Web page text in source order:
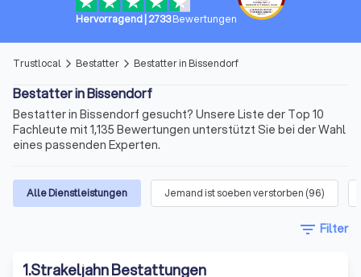
Hervorragend| 2733 Bewertungen
Trustlocal arrow_forward_ios Bestatter arrow_forward_ios Bestatter in Bissendorf
Bestatter in Bissendorf
Bestatter in Bissendorf gesucht? Unsere Liste der Top 10
Fachleute mit 1,135 Bewertungen unterstützt Sie bei der Wahl
eines passenden Experten.
Alle Dienstleistungen Jemand ist soeben verstorben (96)
filter_list Filter
1.Strakeljahn Bestattungen